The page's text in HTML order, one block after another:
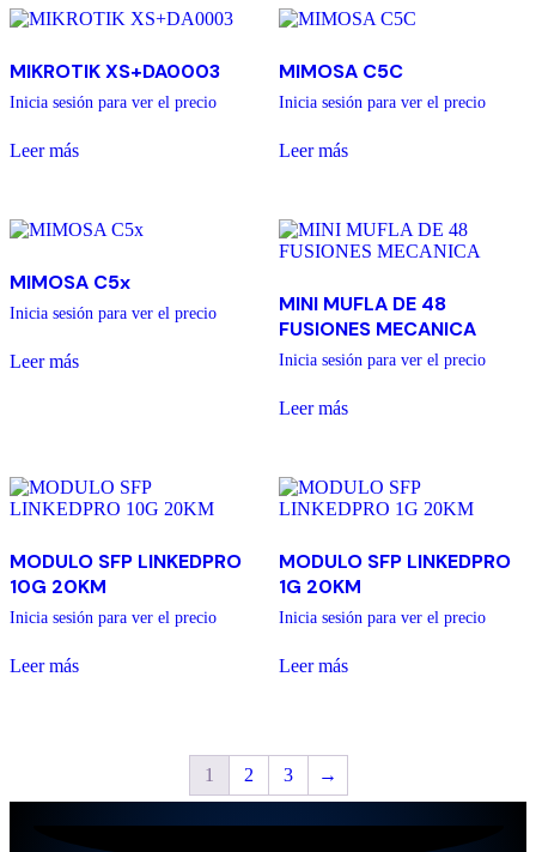
MIKROTIK XS+DA0003
Inicia sesión para ver el precio
Leer más
MIMOSA C5C
Inicia sesión para ver el precio
Leer más
MIMOSA C5x
Inicia sesión para ver el precio
Leer más
MINI MUFLA DE 48
FUSIONES MECANICA
Inicia sesión para ver el precio
Leer más
MODULO SFP LINKEDPRO
10G 20KM
Inicia sesión para ver el precio
Leer más
MODULO SFP LINKEDPRO
1G 20KM
Inicia sesión para ver el precio
Leer más
1 2 3 →